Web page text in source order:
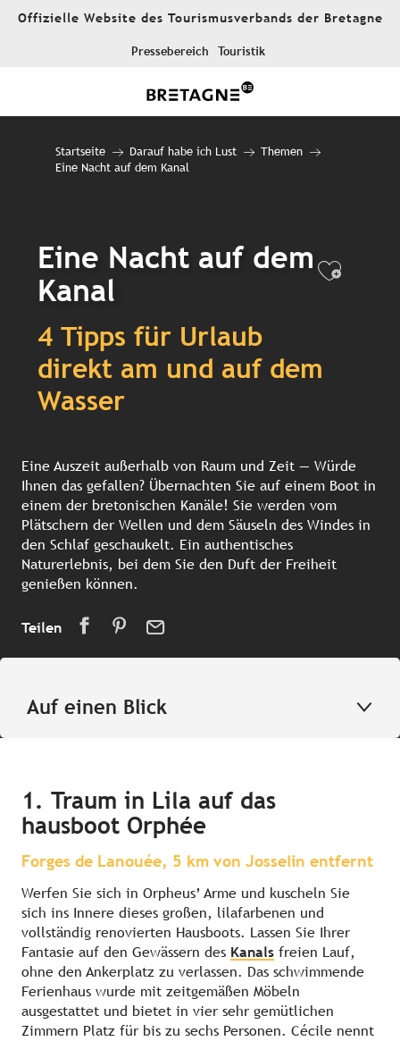
AllerOffizielle Website des Tourismusverbands der Bretagne
Pressebereich Touristik
Startseite Darauf habe ich Lust
Themen
Eine Nacht auf dem Kanal
Eine Nacht auf dem
Kanal
4 Tipps für Urlaub
direkt am und auf dem
Wasser
Eine Auszeit außerhalb von Raum und Zeit — Würde
Ihnen das gefallen? Übernachten Sie auf einem Boot in
einem der bretonischen Kanäle! Sie werden vom
Plätschern der Wellen und dem Säuseln des Windes in
den Schlaf geschaukelt. Ein authentisches
Naturerlebnis, bei dem Sie den Duft der Freiheit
genießen können.
Teilen
Auf einen Blick
1. Traum in Lila auf das
hausboot Orphée
Forges de Lanouée, 5 km von Josselin entfernt
Werfen Sie sich in Orpheus’ Arme und kuscheln Sie
sich ins Innere dieses großen, lilafarbenen und
vollständig renovierten Hausboots. Lassen Sie Ihrer
Fantasie auf den Gewässern des Kanals freien Lauf,
ohne den Ankerplatz zu verlassen. Das schwimmende
Ferienhaus wurde mit zeitgemäßen Möbeln
ausgestattet und bietet in vier sehr gemütlichen
Zimmern Platz für bis zu sechs Personen. Cécile nennt